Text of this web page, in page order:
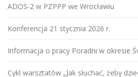
ADOS-2 w PZPPP we Wrocławiu
Konferencja 21 stycznia 2026 r.
Informacja o pracy Poradni w okresie
Cykl warsztatów „Jak słuchać, żeby